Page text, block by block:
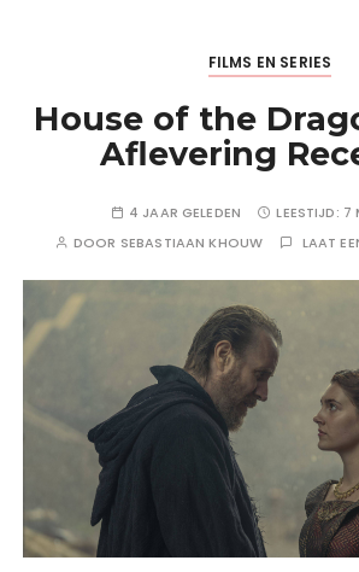
FILMS EN SERIES
House of the
Aflevering
4 JAAR GELEDEN LEESTIJD: 7
DOOR SEBASTIAAN KHOUW LAAT